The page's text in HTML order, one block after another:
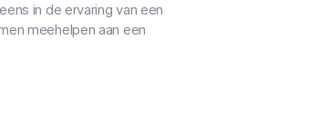
in de ervaring van een
meehelpen aan een